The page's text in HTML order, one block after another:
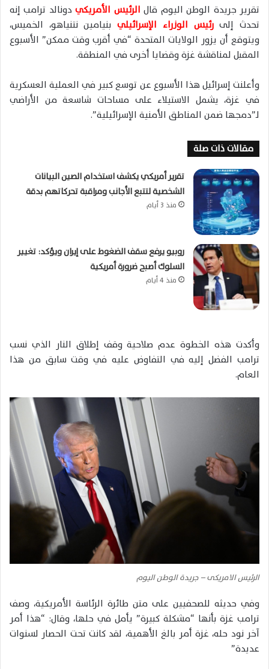
ن
ي
تقرير جريدة الوطن اليوم قالالرئيس الأمريكيدونالد ترامب إنه
تحدث إلىرئيس الوزراء الإسرائيليبنيامين نتنياهو، الخميس،
ويتوقع أن يزور الولايات المتحدة “في أقرب وقت ممكن” الأسبوع
المقبل لمناقشة غزة وقضايا أخرى في المنطقة.
وأعلنت إسرائيل هذا الأسبوع عن توسع كبير في العملية العسكرية
في غزة، يشمل الاستيلاء على مساحات شاسعة من الأراضي
لـ”دمجها ضمن المناطق الأمنية الإسرائيلية”.
مقالات ذات صلة
تقرير أمريكي يكشف استخدام الصين البيانات
الشخصية لتتبع الأجانب ومراقبة تحركاتهم بدقة
منذ 3 أيام
روبيو يرفع سقف الضغوط على إيران ويؤكد: تغيير
السلوك أصبح ضرورة أمريكية
منذ 4 أيام
وأكدت هذه الخطوة عدم صلاحية وقف إطلاق النار الذي نسب
ترامب الفضل إليه في التفاوض عليه في وقت سابق من هذا
العام.
الرئيس الامريكى – جريدة الوطن اليوم
وفي حديثه للصحفيين على متن طائرة الرئاسة الأمريكية، وصف
ترامب غزة بأنها “مشكلة كبيرة” يأمل في حلها، وقال: “هذا أمر
آخر نود حله، غزة أمر بالغ الأهمية، لقد كانت تحت الحصار لسنوات
عديدة”